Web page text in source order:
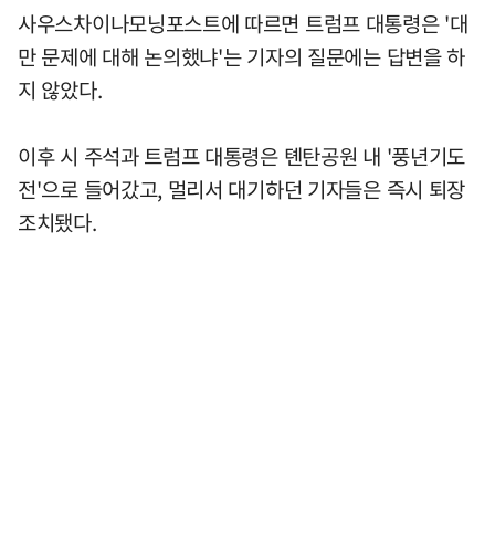
사우스차이나모닝포스트에 따르면 트럼프 대통령은 '대
만 문제에 대해 논의했냐'는 기자의 질문에는 답변을 하
지 않았다.
이후 시 주석과 트럼프 대통령은 톈탄공원 내 '풍년기도
전'으로 들어갔고, 멀리서 대기하던 기자들은 즉시 퇴장
조치됐다.